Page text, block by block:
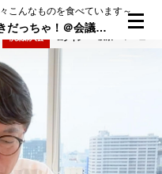
こんなものを食べています～
アイスクリームはラムレーズンが好きだっちゃ！＠会議室で「ハーゲンダッツ」／BSフジ「日本一ふつうで美味しい植野食堂 by dancyu」から｜編集長・植野の食日記 2023年9月29日（金）